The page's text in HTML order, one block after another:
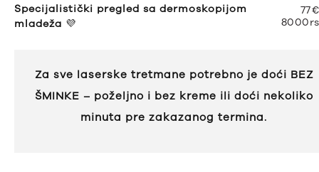
Specijalistički pregled sa dermoskopijom
mladeža 💜
Za sve laserske tretmane potrebno je doći BEZ
ŠMINKE – poželjno i bez kreme ili doći nekoliko
minuta pre zakazanog termina.